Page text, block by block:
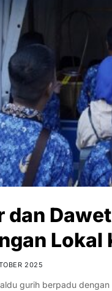
dan
Lokal
2025
gurih berpadu